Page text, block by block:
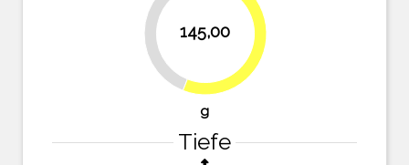
145,00
56%
g
Tiefe